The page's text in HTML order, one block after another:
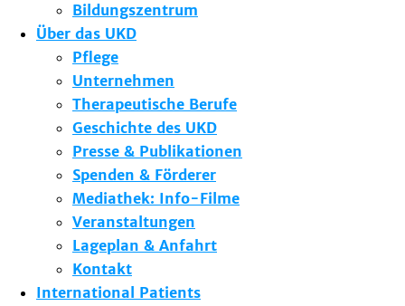
Bildungszentrum
Über das UKD
Pflege
Unternehmen
Therapeutische Berufe
Geschichte des UKD
Presse & Publikationen
Spenden & Förderer
Mediathek: Info-Filme
Veranstaltungen
Lageplan & Anfahrt
Kontakt
International Patients